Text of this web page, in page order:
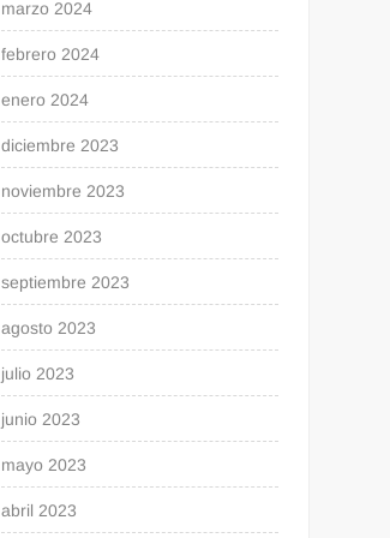
marzo 2024
febrero 2024
enero 2024
diciembre 2023
noviembre 2023
octubre 2023
septiembre 2023
agosto 2023
julio 2023
junio 2023
mayo 2023
abril 2023